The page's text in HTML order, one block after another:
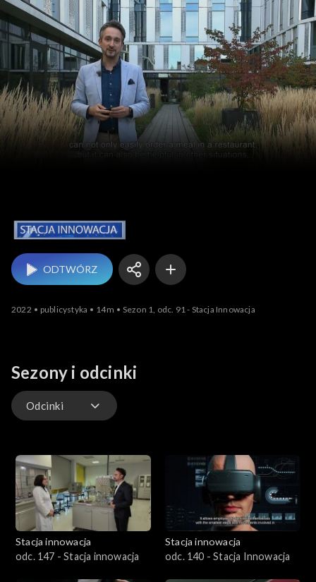
Stacja innowacja
ODTWÓRZ
2022 publicystyka 14m Sezon 1, odc. 91 - Stacja Innowacja
Sezony i odcinki
Odcinki
Stacja innowacja
odc. 147 - Stacja innowacja
Stacja innowacja
odc. 140 - Stacja Innowacja